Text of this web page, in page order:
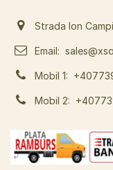
Strada Ion
Email:
Mobil 1:
Mobil 2: